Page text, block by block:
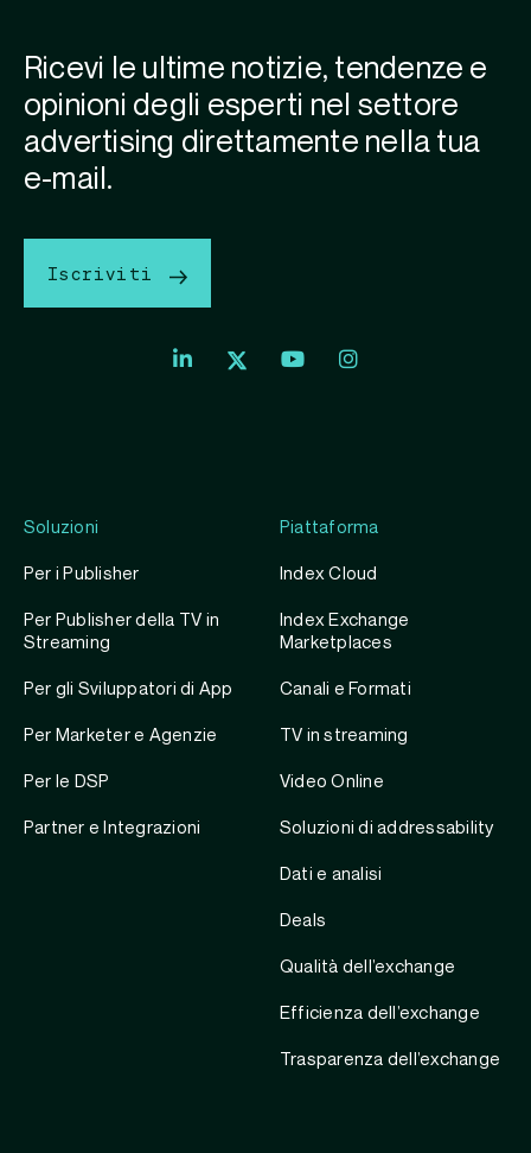
Soluzioni
Per i Publisher
Per Publisher della TV in
Streaming
Per gli Sviluppatori di App
Per Marketer e Agenzie
Per le DSP
Partner e Integrazioni
Piattaforma
Index Cloud
Index Exchange
Marketplaces
Canali e Formati
TV in streaming
Video Online
Soluzioni di addressability
Dati e analisi
Deals
Qualità dell’exchange
Efficienza dell’exchange
Trasparenza dell’exchange
Ricevi le ultime notizie, tendenze e
opinioni degli esperti nel settore
advertising direttamente nella tua
e-mail.
Iscriviti